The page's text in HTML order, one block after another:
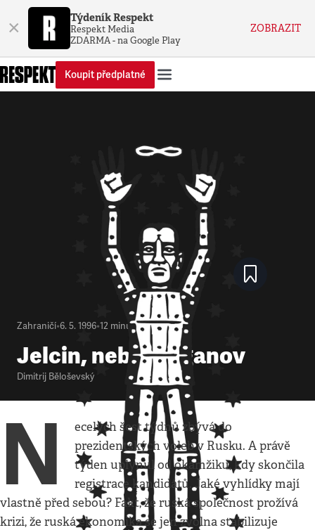
× Týdeník Respekt
Respekt Media
ZDARMA - na Google Play
ZOBRAZIT
Koupit předplatné
Zahraničí•6. 5. 1996•12 minut
Jelcin, nebo Zjuganov
Dimitrij Běloševský
N
ecelých šest týdnů zbývá do
prezidentských voleb v Rusku. A právě
týden uplynul od okamžiku, kdy skončila
registrace kandidátů. Jaké vyhlídky mají
vlastně před sebou? Fakt, že ruská společnost prožívá
krizi, že ruská ekonomika se jen zvolna stabilizuje